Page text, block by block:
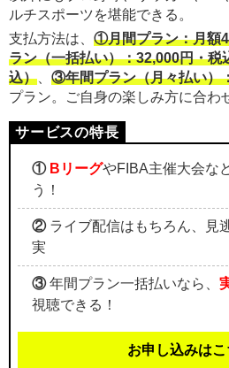
ルチスポーツを堪能できる。
支払方法は、 ①月間プラン：月額
ラン（一括払い）：32,000円・税
込）、 ③年間プラン（月々払い）
プラン。ご自身の楽しみ方に合わ
① BリーグやFIBA主催大会な
う！
②ライブ配信はもちろん、見
実
③年間プラン一括払いなら、
視聴できる！
お申し込みはこ